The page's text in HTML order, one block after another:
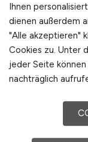
Hays
13.07.2026
Ihnen
dienen außerdem
"Alle akzeptieren"
Cookies zu. Unter
jeder Seite
nachträglich